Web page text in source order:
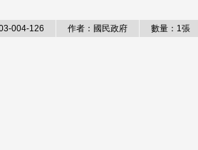
004-126 作者：國民政府 數量：1張